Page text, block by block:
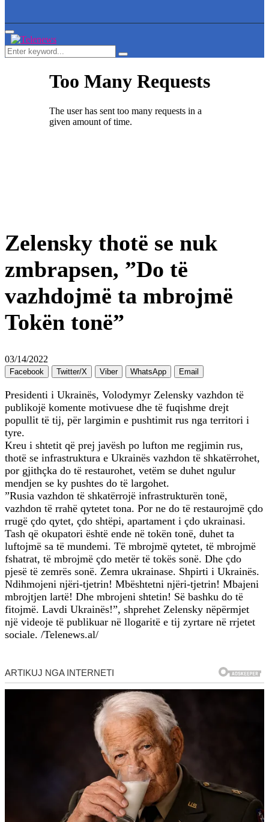
Primary
Menu
Search
for:
Search
Zelensky thotë se nuk
zmbrapsen, ”Do të
vazhdojmë ta mbrojmë
Tokën tonë”
03/14/2022
Facebook Twitter/X Viber WhatsApp Email
Presidenti i Ukrainës, Volodymyr Zelensky vazhdon të
publikojë komente motivuese dhe të fuqishme drejt
popullit të tij, për largimin e pushtimit rus nga territori i
tyre.
Kreu i shtetit që prej javësh po lufton me regjimin rus,
thotë se infrastruktura e Ukrainës vazhdon të shkatërrohet,
por gjithçka do të restaurohet, vetëm se duhet ngulur
mendjen se ky pushtes do të largohet.
”Rusia vazhdon të shkatërrojë infrastrukturën tonë,
vazhdon të rrahë qytetet tona. Por ne do të restaurojmë çdo
rrugë çdo qytet, çdo shtëpi, apartament i çdo ukrainasi.
Tash që okupatori është ende në tokën tonë, duhet ta
luftojmë sa të mundemi. Të mbrojmë qytetet, të mbrojmë
fshatrat, të mbrojmë çdo metër të tokës sonë. Dhe çdo
pjesë të zemrës sonë. Zemra ukrainase. Shpirti i Ukrainës.
Ndihmojeni njëri-tjetrin! Mbështetni njëri-tjetrin! Mbajeni
mbrojtjen lartë! Dhe mbrojeni shtetin! Së bashku do të
fitojmë. Lavdi Ukrainës!”, shprehet Zelensky nëpërmjet
një videoje të publikuar në llogaritë e tij zyrtare në rrjetet
sociale. /Telenews.al/